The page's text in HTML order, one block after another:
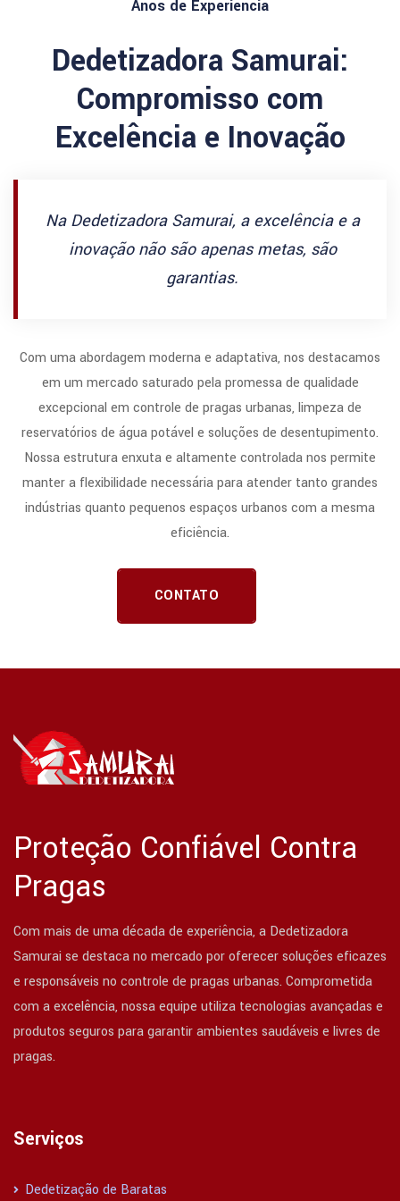
Anos de Experiencia
Dedetizadora Samurai:
Compromisso com
Excelência e Inovação
Na Dedetizadora Samurai, a excelência e a
inovação não são apenas metas, são
garantias.
Com uma abordagem moderna e adaptativa, nos destacamos
em um mercado saturado pela promessa de qualidade
excepcional em controle de pragas urbanas, limpeza de
reservatórios de água potável e soluções de desentupimento.
Nossa estrutura enxuta e altamente controlada nos permite
manter a flexibilidade necessária para atender tanto grandes
indústrias quanto pequenos espaços urbanos com a mesma
eficiência.
CONTATO
Proteção Confiável Contra
Pragas
Com mais de uma década de experiência, a Dedetizadora
Samurai se destaca no mercado por oferecer soluções eficazes
e responsáveis no controle de pragas urbanas. Comprometida
com a excelência, nossa equipe utiliza tecnologias avançadas e
produtos seguros para garantir ambientes saudáveis e livres de
pragas.
Serviços
Dedetização de Baratas